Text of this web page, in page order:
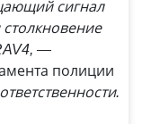
сигнал
столкновение
—
полиции